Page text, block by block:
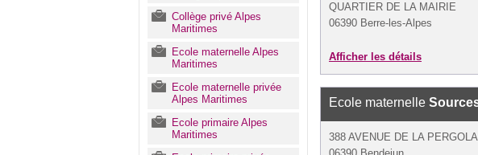
Collège privé Alpes
Maritimes
Ecole maternelle Alpes
Maritimes
Ecole maternelle privée
Alpes Maritimes
Ecole primaire Alpes
Maritimes
QUARTIER DE LA MAIRIE
06390 Berre-les-Alpes
Afficher les détails
Ecole maternelle
388 AVENUE DE LA PERGOLA